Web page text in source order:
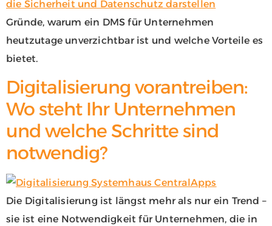
Gründe, warum ein DMS für Unternehmen
heutzutage unverzichtbar ist und welche Vorteile es
bietet.
Digitalisierung vorantreiben:
Wo steht Ihr Unternehmen
und welche Schritte sind
notwendig?
Die Digitalisierung ist längst mehr als nur ein Trend –
sie ist eine Notwendigkeit für Unternehmen, die in